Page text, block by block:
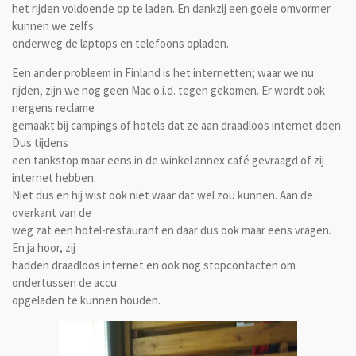
het rijden voldoende op te laden. En dankzij een goeie omvormer
kunnen we zelfs
onderweg de laptops en telefoons opladen.
Een ander probleem in Finland is het internetten; waar we nu
rijden, zijn we nog geen Mac o.i.d. tegen gekomen. Er wordt ook
nergens reclame
gemaakt bij campings of hotels dat ze aan draadloos internet doen.
Dus tijdens
een tankstop maar eens in de winkel annex café gevraagd of zij
internet hebben.
Niet dus en hij wist ook niet waar dat wel zou kunnen. Aan de
overkant van de
weg zat een hotel-restaurant en daar dus ook maar eens vragen.
En ja hoor, zij
hadden draadloos internet en ook nog stopcontacten om
ondertussen de accu
opgeladen te kunnen houden.